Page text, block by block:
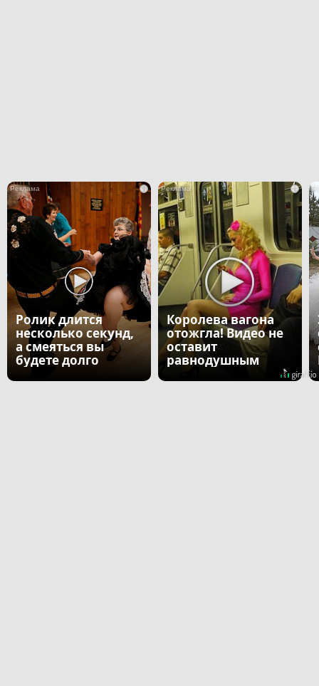
i
Ролик длится
несколько секунд,
а смеяться вы
будете долго
i
Королева вагона
отожгла! Видео не
оставит
равнодушным